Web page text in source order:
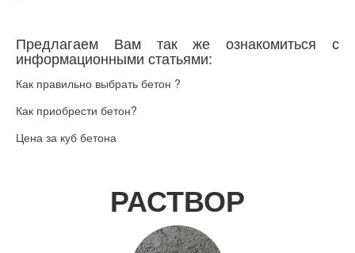
Предлагаем Вам так же ознакомиться с
информационными статьями:
Как правильно выбрать бетон ?
Как приобрести бетон?
Цена за куб бетона
РАСТВОР